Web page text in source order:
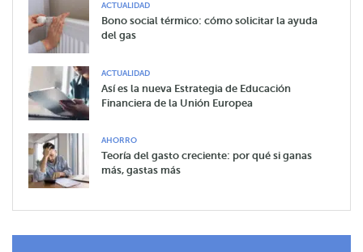
ACTUALIDAD
Bono social térmico: cómo solicitar la ayuda
del gas
ACTUALIDAD
Así es la nueva Estrategia de Educación
Financiera de la Unión Europea
AHORRO
Teoría del gasto creciente: por qué si ganas
más, gastas más